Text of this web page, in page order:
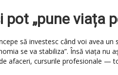
pot „pune viața
să investesc când voi avea un
se va stabiliza”. Însă viața nu
afaceri, cursurile profesionale —